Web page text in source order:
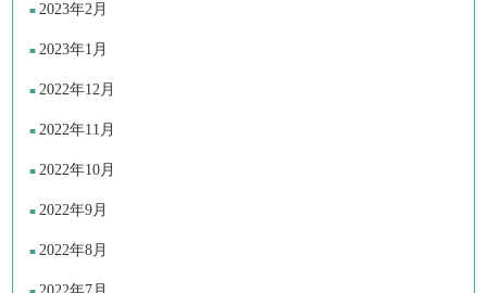
2023年2月
2023年1月
2022年12月
2022年11月
2022年10月
2022年9月
2022年8月